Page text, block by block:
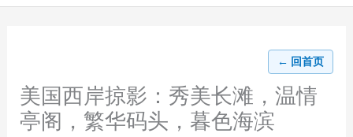
← 回首页
美国西岸掠影：秀美长滩，温情
亭阁，繁华码头，暮色海滨